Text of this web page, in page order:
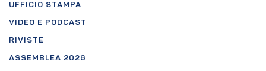
UFFICIO STAMPA
VIDEO E PODCAST
RIVISTE
ASSEMBLEA 2026